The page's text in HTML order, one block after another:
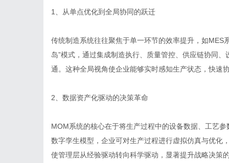
1、从单点优化到全局协同的跃迁
传统制造系统往往聚焦于单一环节的效率提升，如MES
岛”模式，通过集成制造执行、质量管控、供应链协同
通。这种全局视角使企业能够实时感知生产状态，快速
2、数据资产化驱动的决策革命
MOM系统的核心在于将生产过程中的设备数据、工艺
数字孪生模型，企业可对生产过程进行虚拟仿真与优化
使管理层从经验驱动转向科学驱动，显著提升战略决策